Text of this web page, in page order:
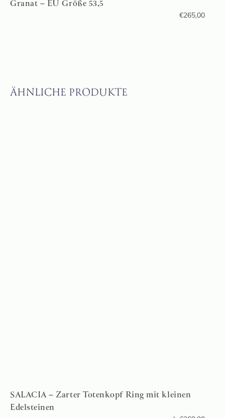
Granat – EU Größe 53,5
€265,00
ÄHNLICHE PRODUKTE
SALACIA – Zarter Totenkopf Ring mit kleinen
Edelsteinen